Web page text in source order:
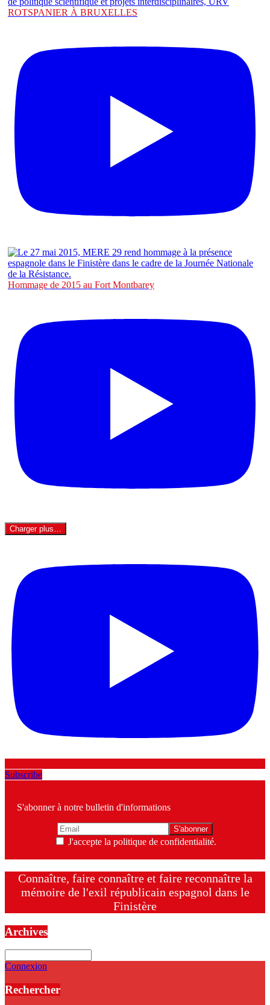
ROTSPANIER À BRUXELLES
Hommage de 2015 au Fort Montbarey
Charger plus…
Subscribe
S'abonner à notre bulletin d'informations
J'accepte la politique de confidentialité.
Connaître, faire connaître et faire reconnaître la
mémoire de l'exil républicain espagnol dans le
Finistère
Archives
Connexion
Rechercher